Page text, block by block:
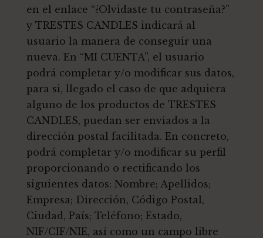
en el enlace “¿Olvidaste tu contraseña?”
y TRESTES CANDLES indicará al
usuario la manera de conseguir una
nueva. En “MI CUENTA”, el usuario
podrá completar y/o modificar sus datos,
para si, llegado el caso de que adquiera
alguno de los productos de TRESTES
CANDLES, puedan ser enviados a la
dirección postal facilitada. En concreto,
podrá completar y/o modificar su perfil
proporcionando o rectificando los
siguientes datos: Nombre; Apellidos;
Empresa; Dirección, Código Postal,
Ciudad, País; Teléfono; Estado,
NIF/CIF/NIE, así como un campo libre